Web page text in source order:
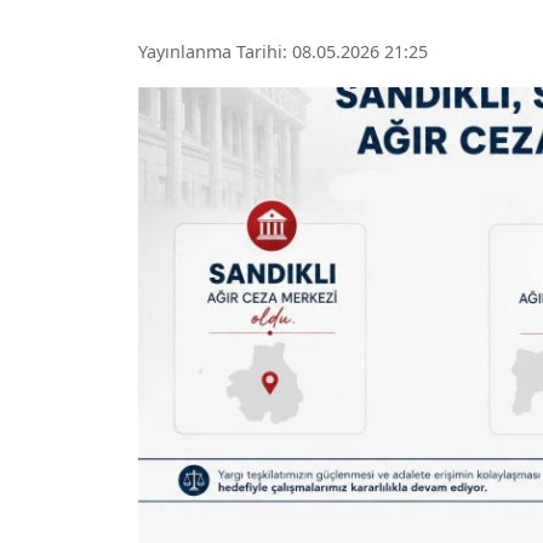
Yayınlanma Tarihi: 08.05.2026 21:25